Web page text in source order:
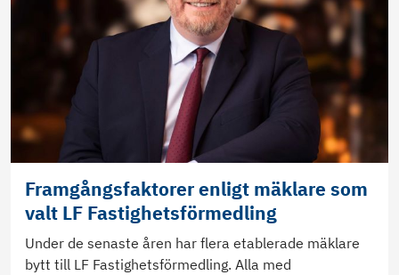
Framgångsfaktorer enligt mäklare som
valt LF Fastighetsförmedling
Under de senaste åren har flera etablerade mäklare
bytt till LF Fastighetsförmedling. Alla med